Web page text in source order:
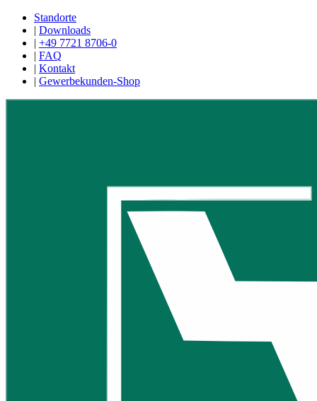
Standorte
| Downloads
| +49 7721 8706-0
| FAQ
| Kontakt
| Gewerbekunden-Shop